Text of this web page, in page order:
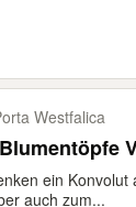
Westfalica
ein
auch zum...